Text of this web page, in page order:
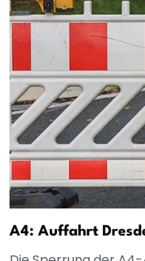
A4: Auffahrt